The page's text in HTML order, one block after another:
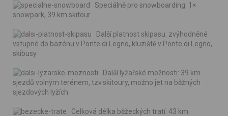
Speciálně pro snowboarding: 1×
snowpark, 39 km skitour
Další platnost skipasu: zvýhodněné
vstupné do bazénu v Ponte di Legno, kluziště v Ponte di Legno,
skibusy
Další lyžařské možnosti: 39 km
sjezdů volným terénem, tzv.skitoury, možno jet na běžných
sjezdových lyžích
Celková délka běžeckých tratí: 43 km